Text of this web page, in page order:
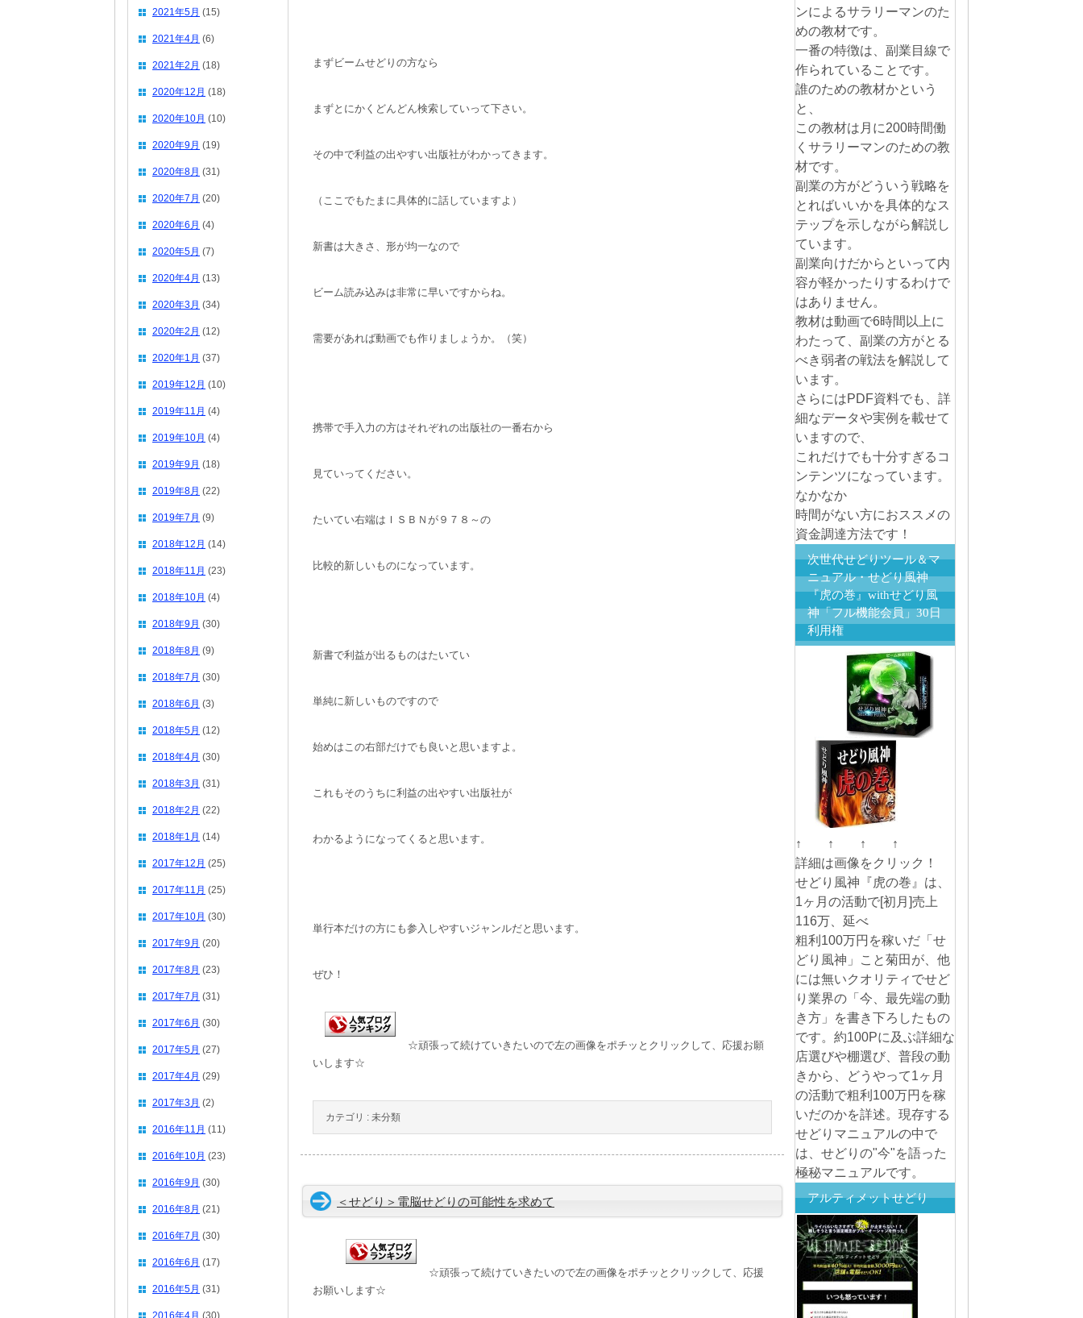
まずビームせどりの方なら
まずとにかくどんどん検索していって下さい。
その中で利益の出やすい出版社がわかってきます。
（ここでもたまに具体的に話していますよ）
新書は大きさ、形が均一なので
ビーム読み込みは非常に早いですからね。
需要があれば動画でも作りましょうか。（笑）
携帯で手入力の方はそれぞれの出版社の一番右から
見ていってください。
たいてい右端はＩＳＢＮが９７８～の
比較的新しいものになっています。
新書で利益が出るものはたいてい
単純に新しいものですので
始めはこの右部だけでも良いと思いますよ。
これもそのうちに利益の出やすい出版社が
わかるようになってくると思います。
単行本だけの方にも参入しやすいジャンルだと思います。
ぜひ！
☆頑張って続けていきたいので左の画像をポチッとクリックして、応援お願
いします☆
カテゴリ : 未分類
＜せどり＞電脳せどりの可能性を求めて
☆頑張って続けていきたいので左の画像をポチッとクリックして、応援
お願いします☆
2021年5月 (15)
2021年4月 (6)
2021年2月 (18)
2020年12月 (18)
2020年10月 (10)
2020年9月 (19)
2020年8月 (31)
2020年7月 (20)
2020年6月 (4)
2020年5月 (7)
2020年4月 (13)
2020年3月 (34)
2020年2月 (12)
2020年1月 (37)
2019年12月 (10)
2019年11月 (4)
2019年10月 (4)
2019年9月 (18)
2019年8月 (22)
2019年7月 (9)
2018年12月 (14)
2018年11月 (23)
2018年10月 (4)
2018年9月 (30)
2018年8月 (9)
2018年7月 (30)
2018年6月 (3)
2018年5月 (12)
2018年4月 (30)
2018年3月 (31)
2018年2月 (22)
2018年1月 (14)
2017年12月 (25)
2017年11月 (25)
2017年10月 (30)
2017年9月 (20)
2017年8月 (23)
2017年7月 (31)
2017年6月 (30)
2017年5月 (27)
2017年4月 (29)
2017年3月 (2)
2016年11月 (11)
2016年10月 (23)
2016年9月 (30)
2016年8月 (21)
2016年7月 (30)
2016年6月 (17)
2016年5月 (31)
2016年4月 (30)
ンによるサラリーマンのた
めの教材です。
一番の特徴は、副業目線で
作られていることです。
誰のための教材かという
と、
この教材は月に200時間働
くサラリーマンのための教
材です。
副業の方がどういう戦略を
とればいいかを具体的なス
テップを示しながら解説し
ています。
副業向けだからといって内
容が軽かったりするわけで
はありません。
教材は動画で6時間以上に
わたって、副業の方がとる
べき弱者の戦法を解説して
います。
さらにはPDF資料でも、詳
細なデータや実例を載せて
いますので、
これだけでも十分すぎるコ
ンテンツになっています。
なかなか
時間がない方におススメの
資金調達方法です！
次世代せどりツール＆マ
ニュアル・せどり風神
『虎の巻』withせどり風
神「フル機能会員」30日
利用権
↑ ↑ ↑ ↑
詳細は画像をクリック！
せどり風神『虎の巻』は、
1ヶ月の活動で[初月]売上
116万、延べ
粗利100万円を稼いだ「せ
どり風神」こと菊田が、他
には無いクオリティでせど
り業界の「今、最先端の動
き方」を書き下ろしたもの
です。約100Pに及ぶ詳細な
店選びや棚選び、普段の動
きから、どうやって1ヶ月
の活動で粗利100万円を稼
いだのかを詳述。現存する
せどりマニュアルの中で
は、せどりの"今"を語った
極秘マニュアルです。
アルティメットせどり